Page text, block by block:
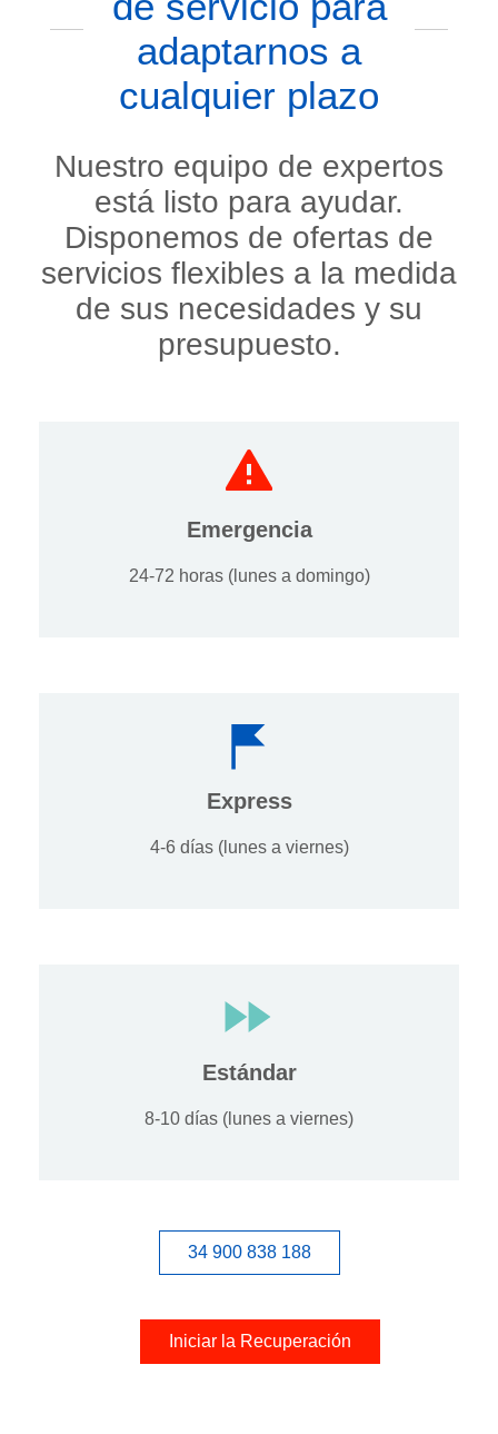
adaptarnos a
cualquier plazo
Nuestro equipo de expertos
está listo para ayudar.
Disponemos de ofertas de
servicios flexibles a la medida
de sus necesidades y su
presupuesto.
Emergencia
24-72 horas (lunes a domingo)
Express
4-6 días (lunes a viernes)
Estándar
8-10 días (lunes a viernes)
34 900 838 188
Iniciar la Recuperación